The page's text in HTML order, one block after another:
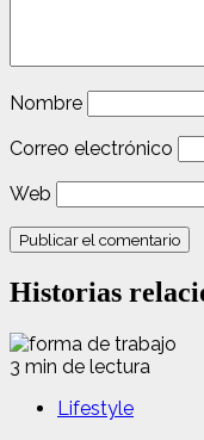
Nombre
Correo electrónico
Web
Historias
3 min de lectura
Lifestyle